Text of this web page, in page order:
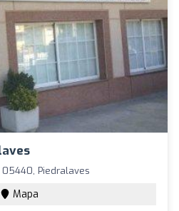
05440, Piedralaves
Mapa